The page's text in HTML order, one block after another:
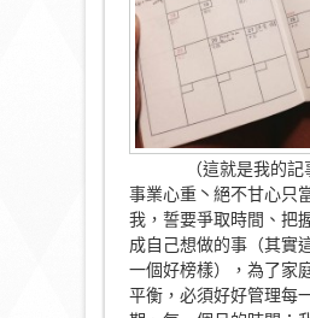
（這就是我的記
事業心重丶絕不甘心只
我，誓要爭取時間、 把
成自己想做的事（其實
一個好榜樣）， 為了家
平衡，必須好好管理每